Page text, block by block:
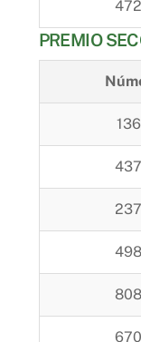
PREMIO